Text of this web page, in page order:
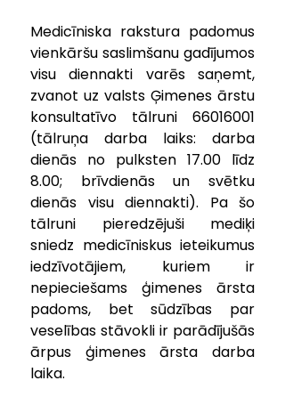
Medicīniska rakstura padomus
vienkāršu saslimšanu gadījumos
visu diennakti varēs saņemt,
zvanot uz valsts Ģimenes ārstu
konsultatīvo tālruni 66016001
(tālruņa darba laiks: darba
dienās no pulksten 17.00 līdz
8.00; brīvdienās un svētku
dienās visu diennakti). Pa šo
tālruni pieredzējuši mediķi
sniedz medicīniskus ieteikumus
iedzīvotājiem, kuriem ir
nepieciešams ģimenes ārsta
padoms, bet sūdzības par
veselības stāvokli ir parādījušās
ārpus ģimenes ārsta darba
laika.